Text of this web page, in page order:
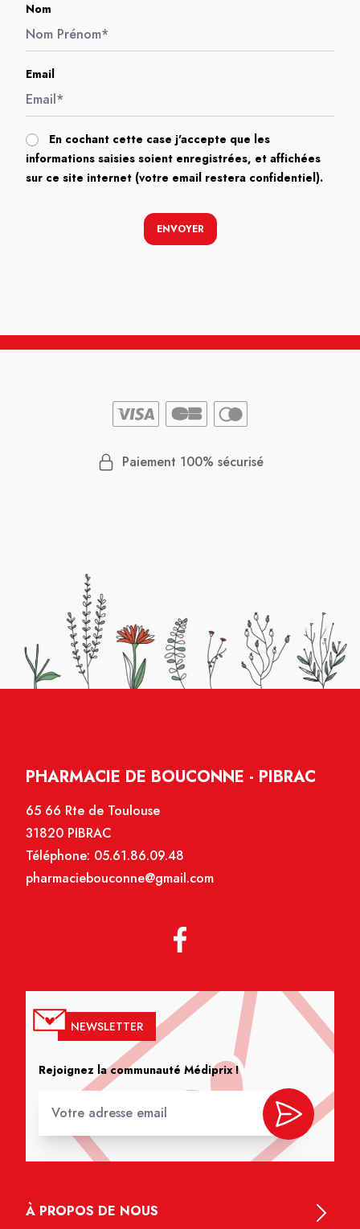
Nom
Email
En cochant cette case j'accepte que les
informations saisies soient enregistrées, et affichées
sur ce site internet (votre email restera confidentiel).
ENVOYER
Paiement 100% sécurisé
PHARMACIE DE BOUCONNE - PIBRAC
65 66 Rte de Toulouse
31820 PIBRAC
Téléphone: 05.61.86.09.48
pharmaciebouconne@gmail.com
NEWSLETTER
Rejoignez la communauté Médiprix !
À PROPOS DE NOUS